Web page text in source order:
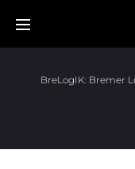
BreLogIK: Bremer